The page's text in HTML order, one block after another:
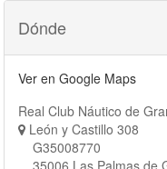
Dónde
Ver en Google Maps
Real Club Náutico de
León y Castillo 308
G35008770
35006 Las Palmas de